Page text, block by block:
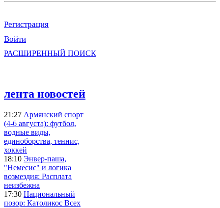
Регистрация
Войти
РАСШИРЕННЫЙ ПОИСК
лента новостей
21:27 Армянский спорт
(4-6 августа): футбол,
водные виды,
единоборства, теннис,
хоккей
18:10 Энвер-паша,
"Немесис" и логика
возмездия: Расплата
неизбежна
17:30 Национальный
позор: Католикос Всех